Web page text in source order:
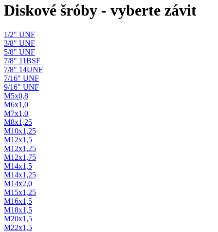
Diskové šróby - vyberte závit
1/2" UNF
3/8" UNF
5/8" UNF
7/8" 11BSF
7/8" 14UNF
7/16" UNF
9/16" UNF
M5x0,8
M6x1,0
M7x1,0
M8x1,25
M10x1,25
M12x1,5
M12x1,25
M12x1,75
M14x1,5
M14x1,25
M14x2,0
M15x1,25
M16x1,5
M18x1,5
M20x1,5
M22x1,5